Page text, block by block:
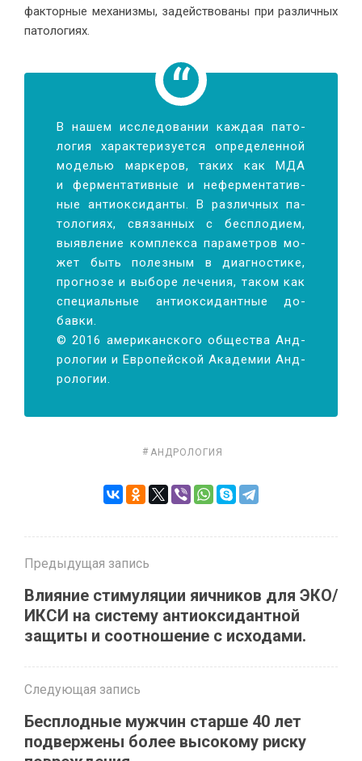
фак­тор­ные ме­ха­низ­мы, за­дей­ство­ва­ны при раз­лич­ных
па­то­ло­ги­ях.
В на­шем ис­сле­до­ва­нии каж­дая па­то­
ло­гия ха­рак­те­ри­зу­ет­ся опре­де­лен­ной
мо­де­лью мар­ке­ров, та­ких как МДА
и фер­мен­та­тив­ные и не­фер­мен­та­тив­
ные ан­ти­ок­си­дан­ты. В раз­лич­ных па­
то­ло­ги­ях, свя­зан­ных с бес­пло­ди­ем,
вы­яв­ле­ние ком­плек­са па­ра­мет­ров мо­
жет быть по­лез­ным в ди­а­гно­сти­ке,
про­гно­зе и вы­бо­ре ле­че­ния, та­ком как
спе­ци­аль­ные ан­ти­ок­си­дант­ные до­
бавки.
© 2016 аме­ри­кан­ско­го об­ще­ства Ан­д­
ро­ло­гии и Ев­ро­пей­ской Ака­де­мии Ан­д­
ро­логии.
АНДРОЛОГИЯ
Предыдущая запись
Влияние стимуляции яичников для ЭКО/
ИКСИ на систему антиоксидантной
защиты и соотношение с исходами.
Следующая запись
Бесплодные мужчин старше 40 лет
подвержены более высокому риску